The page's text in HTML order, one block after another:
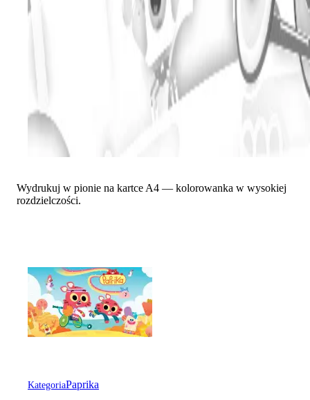
Wydrukuj w pionie na kartce A4 — kolorowanka w wysokiej
rozdzielczości.
KategoriaPaprika